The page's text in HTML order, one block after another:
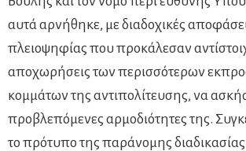
αυτά αρνήθηκε, με διαδοχικές
πλειοψηφίας που προκάλεσαν
αποχωρήσεις των περισσότερων
κομμάτων της αντιπολίτευσης, να
προβλεπόμενες αρμοδιότητες της.
το πρότυπο της παράνομης